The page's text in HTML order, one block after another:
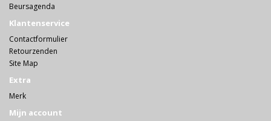
Beursagenda
Klantenservice
Contactformulier
Retourzenden
Site Map
Extra
Merk
Mijn account